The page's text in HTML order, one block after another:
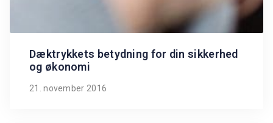
Dæktrykkets betydning for din sikkerhed
og økonomi
21. november 2016